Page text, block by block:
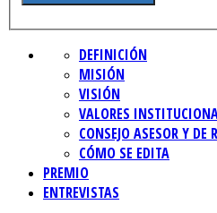
DEFINICIÓN
MISIÓN
VISIÓN
VALORES
CONSEJO ASESOR Y DE
CÓMO SE EDITA
PREMIO
ENTREVISTAS